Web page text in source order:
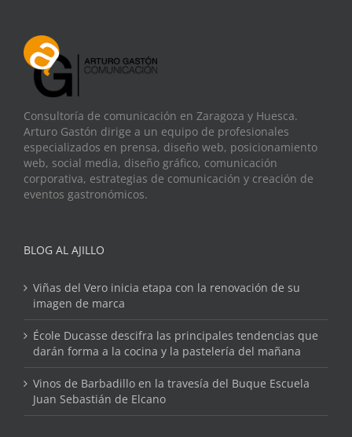
Consultoría de comunicación en Zaragoza y Huesca.
Arturo Gastón dirige a un equipo de profesionales
especializados en prensa, diseño web, posicionamiento
web, social media, diseño gráfico, comunicación
corporativa, estrategias de comunicación y creación de
eventos gastronómicos.
BLOG AL AJILLO
Viñas del Vero inicia etapa con la renovación de su
imagen de marca
École Ducasse descifra las principales tendencias que
darán forma a la cocina y la pastelería del mañana
Vinos de Barbadillo en la travesía del Buque Escuela
Juan Sebastián de Elcano